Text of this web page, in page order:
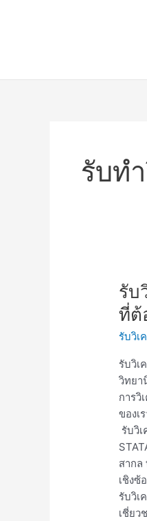
รับท
รับ
ที่ต้
รับวิเ
รับวิเ
วิทยา
การวิ
ของเ
รับวิ
สากล
เชิงซ้
รับวิเ
เชี่ยว
รับ
วิเคร
รับ
ทำ
ที่
ต้อง
ใช้
ดุษฎี
ที่
ต้อง
ใช้